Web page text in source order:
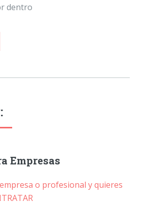
dentro
Empresas
o profesional y quieres